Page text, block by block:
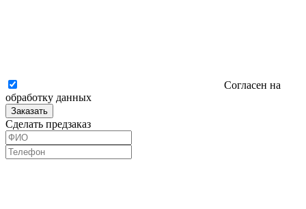
Согласен на
обработку данных
Заказать
Сделать предзаказ